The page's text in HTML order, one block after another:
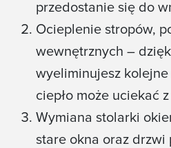
przedostanie się do
Ocieplenie stropów,
wewnętrznych –
wyeliminujesz
ciepło może uciekać
Wymiana stolarki
stare okna oraz drzwi